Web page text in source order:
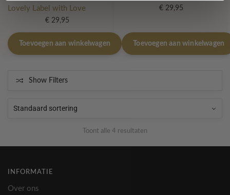
Lovely Label with Love
€29,95
Toevoegen aan winkelwagen
€29,95
Toevoegen aan winkelwagen
Show Filters
Toont alle 4 resultaten
INFORMATIE
Over ons